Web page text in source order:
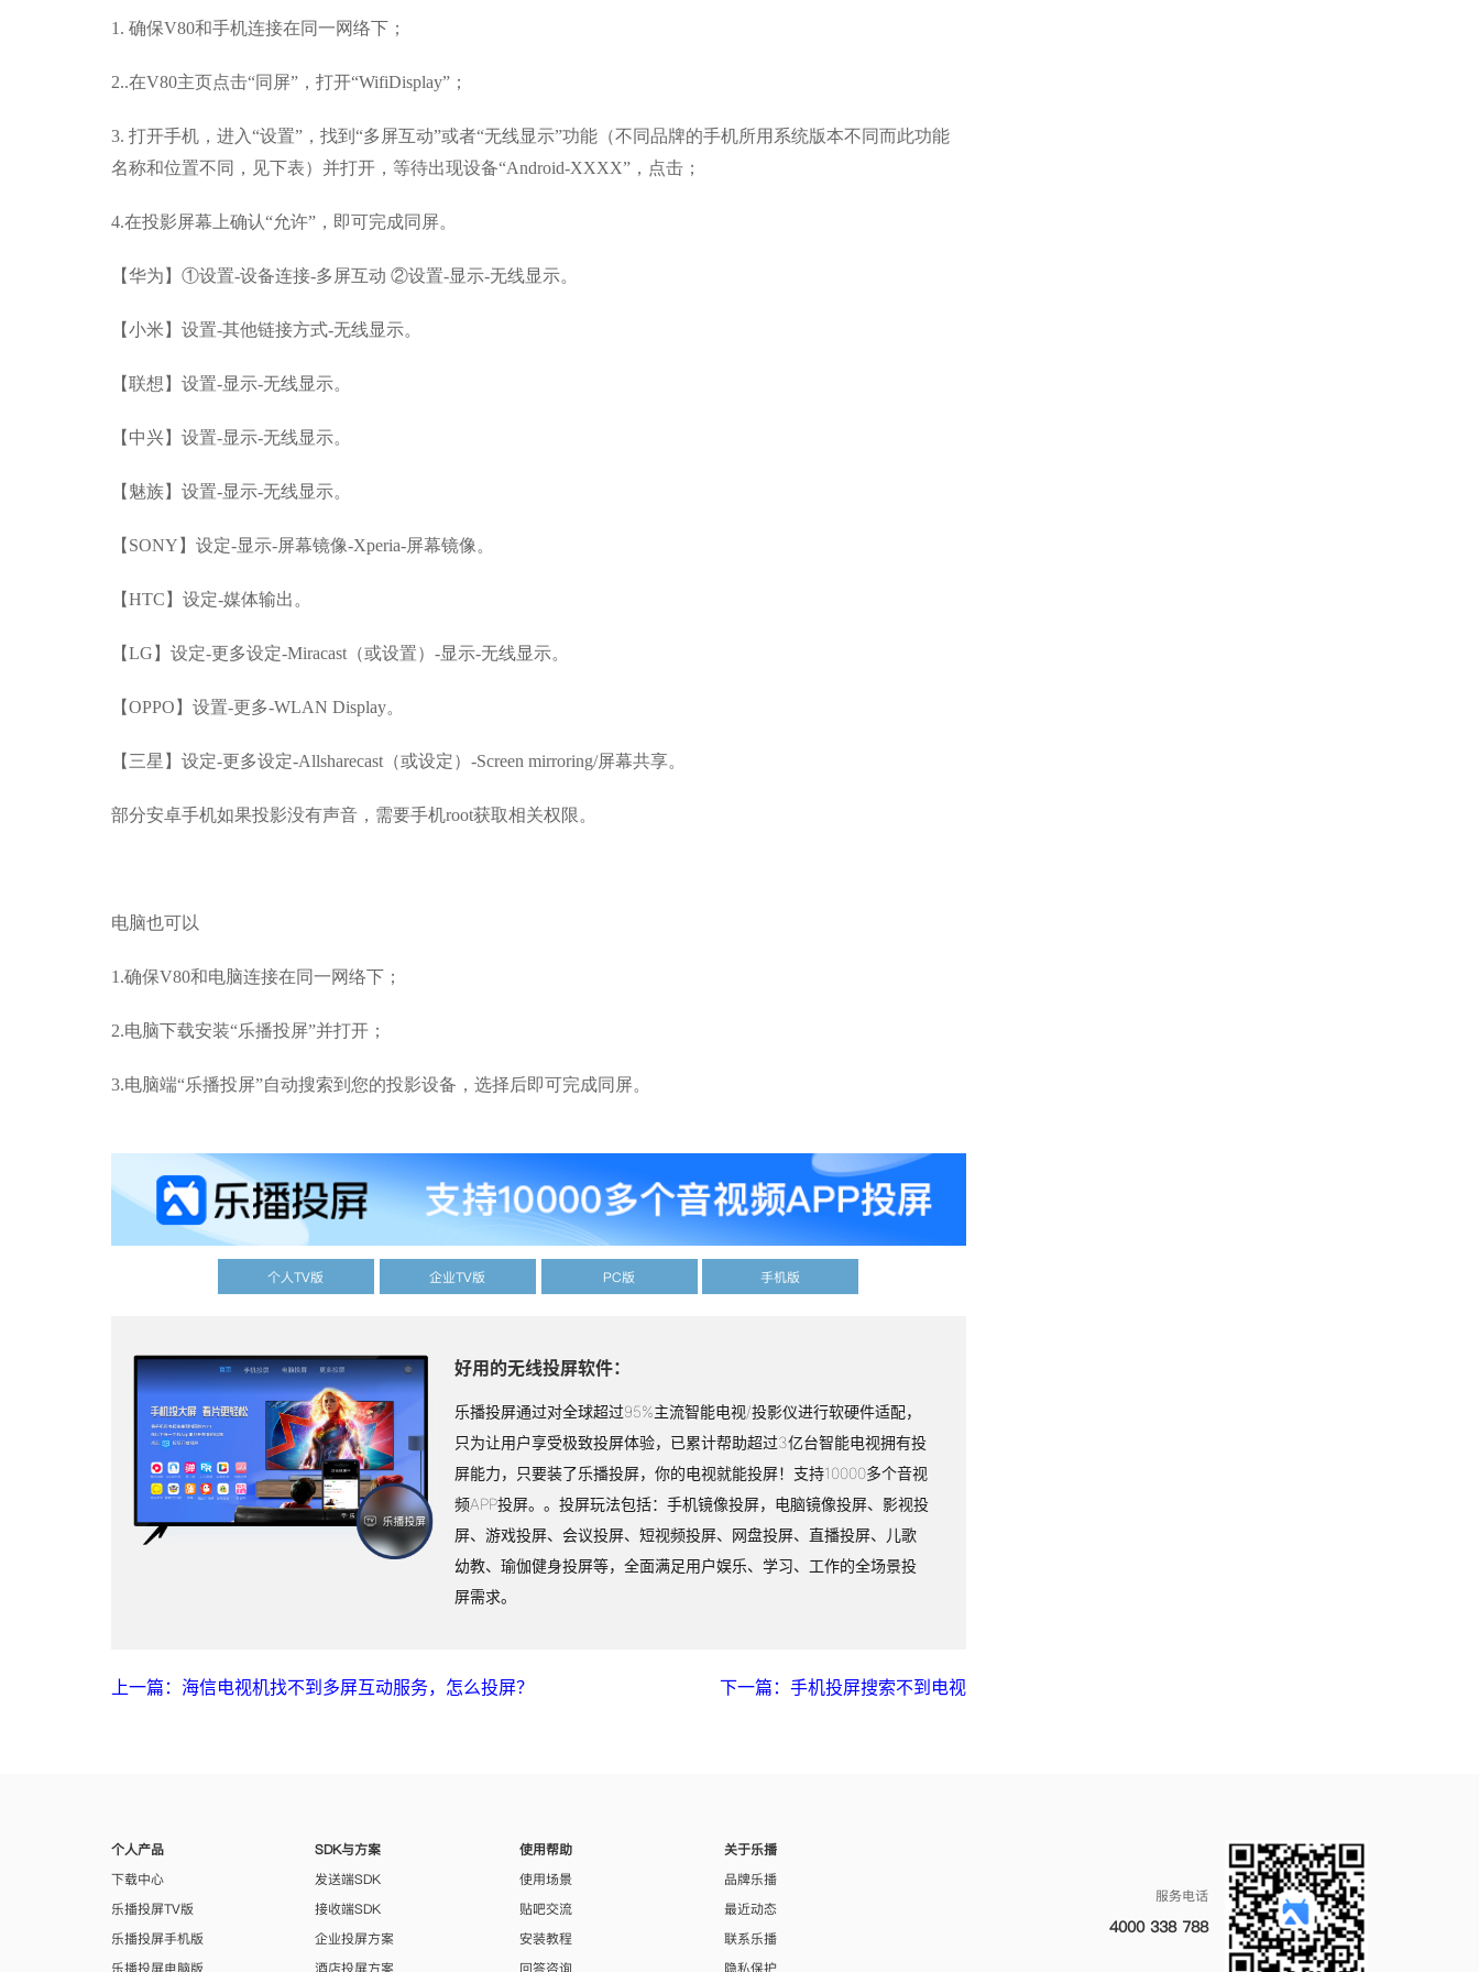
1. 确保V80和手机连接在同一网络下；
2..在V80主页点击“同屏”，打开“WifiDisplay”；
3. 打开手机，进入“设置”，找到“多屏互动”或者“无线显示”功能（不同品牌的手机所用系统版本不同而此功能
名称和位置不同，见下表）并打开，等待出现设备“Android-XXXX”，点击；
4.在投影屏幕上确认“允许”，即可完成同屏。
【华为】①设置-设备连接-多屏互动 ②设置-显示-无线显示。
【小米】设置-其他链接方式-无线显示。
【联想】设置-显示-无线显示。
【中兴】设置-显示-无线显示。
【魅族】设置-显示-无线显示。
【SONY】设定-显示-屏幕镜像-Xperia-屏幕镜像。
【HTC】设定-媒体输出。
【LG】设定-更多设定-Miracast（或设置）-显示-无线显示。
【OPPO】设置-更多-WLAN Display。
【三星】设定-更多设定-Allsharecast（或设定）-Screen mirroring/屏幕共享。
部分安卓手机如果投影没有声音，需要手机root获取相关权限。
电脑也可以
1.确保V80和电脑连接在同一网络下；
2.电脑下载安装“乐播投屏”并打开；
3.电脑端“乐播投屏”自动搜索到您的投影设备，选择后即可完成同屏。
个人TV版 企业TV版 PC版 手机版
好用的无线投屏软件：
乐播投屏通过对全球超过95%主流智能电视/投影仪进行软硬件适配，
只为让用户享受极致投屏体验，已累计帮助超过3亿台智能电视拥有投
屏能力，只要装了乐播投屏，你的电视就能投屏！支持10000多个音视
频APP投屏。。投屏玩法包括：手机镜像投屏，电脑镜像投屏、影视投
屏、游戏投屏、会议投屏、短视频投屏、网盘投屏、直播投屏、儿歌
幼教、瑜伽健身投屏等，全面满足用户娱乐、学习、工作的全场景投
屏需求。
上一篇：海信电视机找不到多屏互动服务，怎么投屏？ 下一篇：手机投屏搜索不到电视
个人产品
下载中心
乐播投屏TV版
乐播投屏手机版
乐播投屏电脑版
SDK与方案
发送端SDK
接收端SDK
企业投屏方案
酒店投屏方案
使用帮助
使用场景
贴吧交流
安装教程
回答咨询
关于乐播
品牌乐播
最近动态
联系乐播
隐私保护
服务电话
4000 338 788